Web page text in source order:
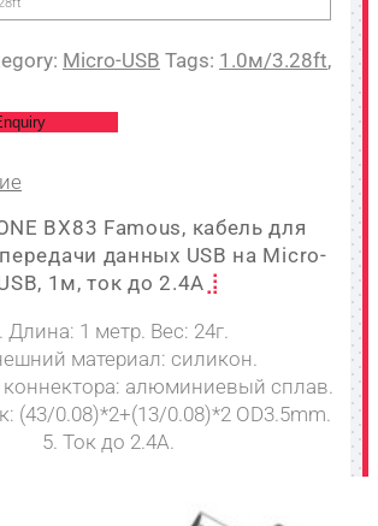
Micro-USB Tags: 1.0м/3.28ft,
BX83 Famous, кабель для
данных USB на Micro-
1м, ток до 2.4A
Длина: 1 метр. Вес: 24г.
материал: силикон.
коннектора: алюминиевый сплав.
(43/0.08)*2+(13/0.08)*2 OD3.5mm.
5. Ток до 2.4A.